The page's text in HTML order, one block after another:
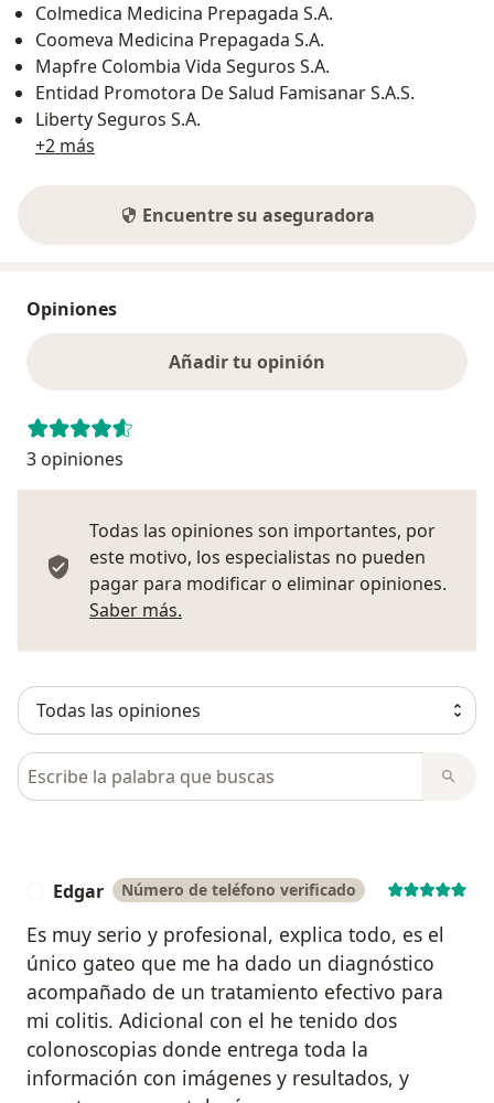
Colmedica Medicina Prepagada S.A.
Coomeva Medicina Prepagada S.A.
Mapfre Colombia Vida Seguros S.A.
Entidad Promotora De Salud Famisanar S.A.S.
Liberty Seguros S.A.
+2 más
Encuentre su aseguradora
Opiniones
Añadir tu opinión
3 opiniones
Todas las opiniones son importantes, por
este motivo, los especialistas no pueden
pagar para modificar o eliminar opiniones.
Saber más.
Busca en opiniones
Edgar Número de teléfono verificado
Es muy serio y profesional, explica todo, es el
único gateo que me ha dado un diagnóstico
acompañado de un tratamiento efectivo para
mi colitis. Adicional con el he tenido dos
colonoscopias donde entrega toda la
información con imágenes y resultados, y